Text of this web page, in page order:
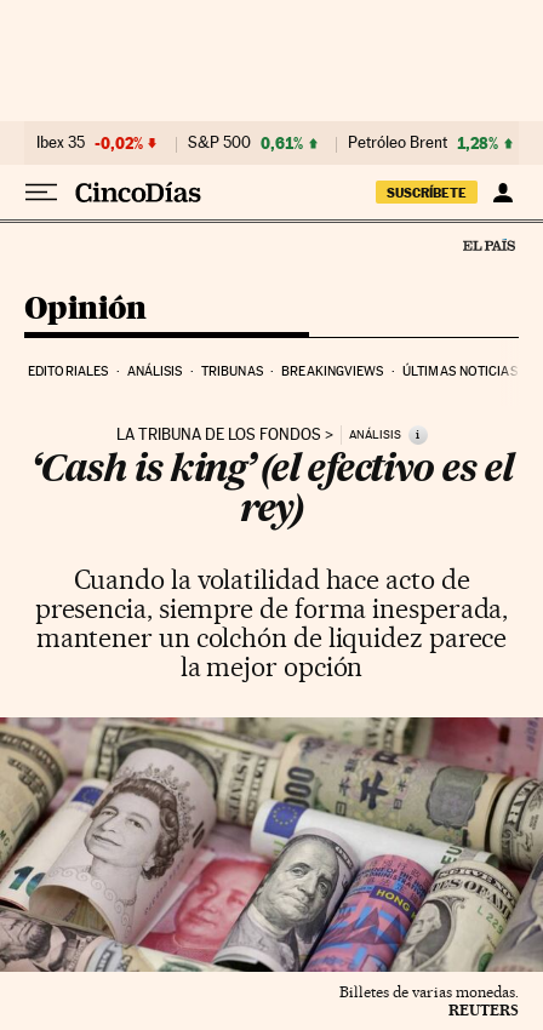
Ibex 35 -0,02% S&P 500 0,61% Petróleo Brent 1,28%
SUSCRÍBETE
Opinión
EDITORIALES ANÁLISIS TRIBUNAS BREAKINGVIEWS ÚLTIMAS NOTICIAS
LA TRIBUNA DE LOS FONDOS ANÁLISIS i
‘Cash is king’ (el efectivo es el
rey)
Cuando la volatilidad hace acto de
presencia, siempre de forma inesperada,
mantener un colchón de liquidez parece
la mejor opción
Billetes de varias monedas.
REUTERS